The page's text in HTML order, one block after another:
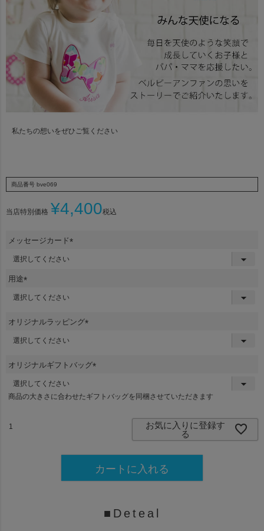
私たちの想いをぜひご覧ください
商品番号 bve069
当店特別価格 ¥4,400税込
メッセージカード
用途
(
)
オリジナルラッピング
)
オリジナルギフトバッグ
須
商品の大きさに合わせたギフトバッグを同梱させていただきます
お気に入りに登録す
る
カートに入れる
■Deteal